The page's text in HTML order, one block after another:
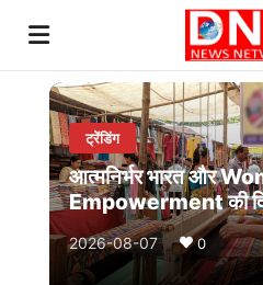
Day
Night
News
Latest
ट्रेंडिंग
आत्मनिर्भर भारत और
Empowerment की
का बढ़ता कद
2026-08-07 0